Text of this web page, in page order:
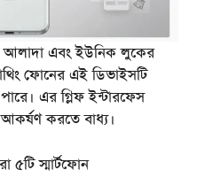
এবং ইউনিক লুকের
ফোনের এই ডিভাইসটি
এর গ্লিফ ইন্টারফেস
করতে বাধ্য।
৫টি স্মার্টফোন